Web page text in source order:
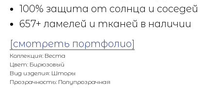
100% защита от солнца и соседей
657+ ламелей и тканей в наличии
[смотреть портфолио]
Коллекция: Веста
Цвет: Бирюзовый
Вид изделия: Шторы
Прозрачность: Полупрозрачная